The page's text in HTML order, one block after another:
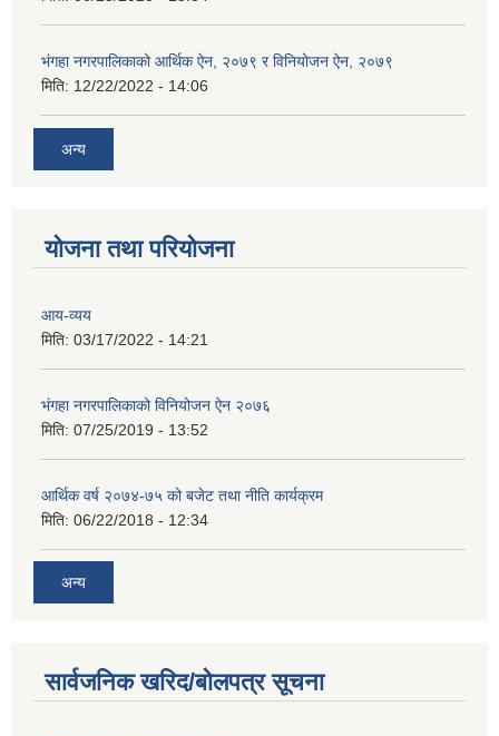
भंगहा नगरपालिकाको आर्थिक ऐन, २०७९ र विनियोजन ऐन, २०७९
मिति: 12/22/2022 - 14:06
अन्य
योजना तथा परियोजना
आय-व्यय
मिति: 03/17/2022 - 14:21
भंगहा नगरपालिकाको विनियोजन ऐन २०७६
मिति: 07/25/2019 - 13:52
आर्थिक वर्ष २०७४-७५ को बजेट तथा नीति कार्यक्रम
मिति: 06/22/2018 - 12:34
अन्य
सार्वजनिक खरिद/बोलपत्र सूचना